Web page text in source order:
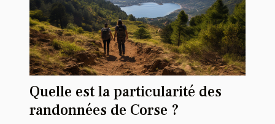
Quelle est la particularité des
randonnées de Corse ?